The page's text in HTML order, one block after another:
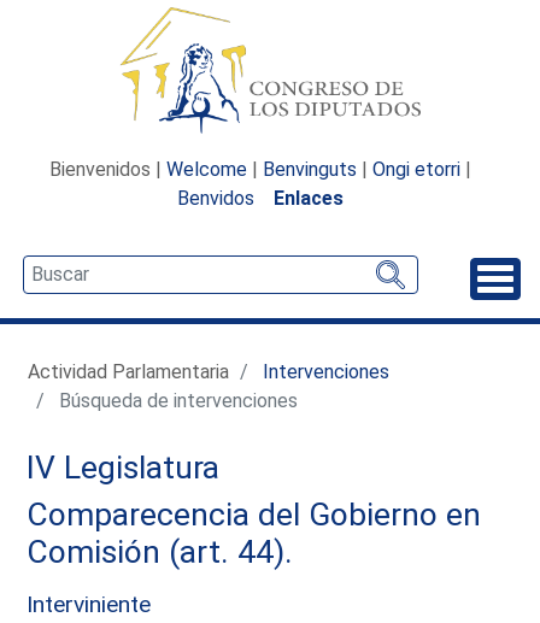
Bienvenidos | Welcome | Benvinguts | Ongi etorri |
Benvidos
Enlaces
Actividad Parlamentaria
Intervenciones
Búsqueda de intervenciones
IV Legislatura
Comparecencia del Gobierno en
Comisión (art. 44).
Interviniente